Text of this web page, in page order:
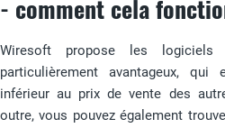
- comment cela
Wiresoft propose les
particulièrement avantageux, qui
inférieur au prix de vente des
outre, vous pouvez également